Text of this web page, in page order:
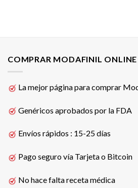
COMPRAR MODAFINIL ONLINE
La mejor página para comprar
Genéricos aprobados por la FDA
Envíos rápidos : 15-25 días
Pago seguro vía Tarjeta o Bitcoin
No hace falta receta médica